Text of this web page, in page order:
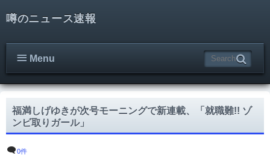
噂のニュース速報
Menu
福満しげゆきが次号モーニングで新連載、「就職難!! ゾ
ンビ取りガール」
0件